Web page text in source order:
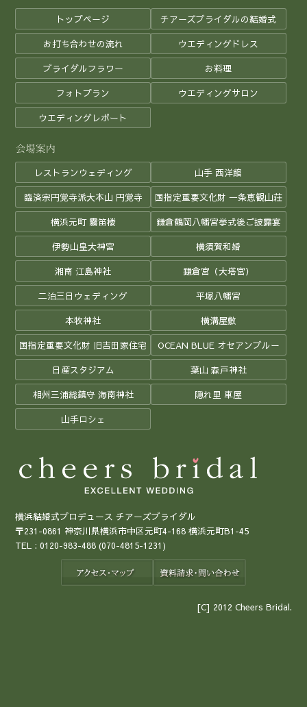
トップページ チアーズブライダルの結婚式
お打ち合わせの流れ ウエディングドレス
ブライダルフラワー お料理
フォトプラン ウエディングサロン
ウエディングレポート
レストランウェディング 山手 西洋館
臨済宗円覚寺派大本山 円覚寺 国指定重要文化財 一条恵観山荘
横浜元町 霧笛楼 鎌倉鶴岡八幡宮挙式後ご披露宴
伊勢山皇大神宮 横須賀和婚
湘南 江島神社 鎌倉宮（大塔宮）
二泊三日ウェディング 平塚八幡宮
本牧神社 横溝屋敷
国指定重要文化財 旧吉田家住宅 OCEAN BLUE オセアンブルー
日産スタジアム 葉山 森戸神社
相州三浦総鎮守 海南神社 隠れ里 車屋
山手ロシェ
横浜結婚式プロデュース チアーズブライダル
〒231-0861 神奈川県横浜市中区元町4-168 横浜元町B1-45
TEL :0120-983-488 (070-4815-1231)
[C] 2012 Cheers Bridal.